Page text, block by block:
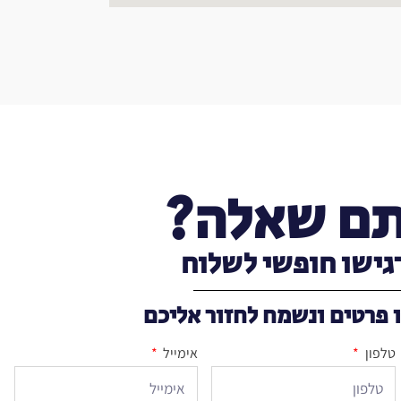
שאלה?
חופשי לשלוח
פרטים ונשמח לחזור אליכם
טלפון אימייל